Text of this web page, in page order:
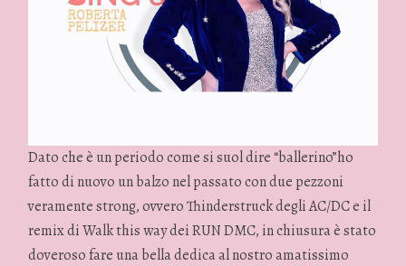
Dato che è un periodo come si suol dire “ballerino”ho
fatto di nuovo un balzo nel passato con due pezzoni
veramente strong, ovvero Thinderstruck degli AC/DC e il
remix di Walk this way dei RUN DMC, in chiusura è stato
doveroso fare una bella dedica al nostro amatissimo